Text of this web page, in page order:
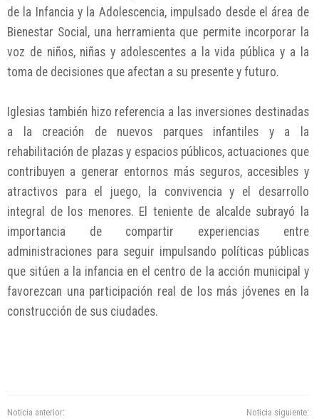
de la Infancia y la Adolescencia, impulsado desde el área de
Bienestar Social, una herramienta que permite incorporar la
voz de niños, niñas y adolescentes a la vida pública y a la
toma de decisiones que afectan a su presente y futuro.
Iglesias también hizo referencia a las inversiones destinadas
a la creación de nuevos parques infantiles y a la
rehabilitación de plazas y espacios públicos, actuaciones que
contribuyen a generar entornos más seguros, accesibles y
atractivos para el juego, la convivencia y el desarrollo
integral de los menores. El teniente de alcalde subrayó la
importancia de compartir experiencias entre
administraciones para seguir impulsando políticas públicas
que sitúen a la infancia en el centro de la acción municipal y
favorezcan una participación real de los más jóvenes en la
construcción de sus ciudades.
Noticia anterior: Noticia siguiente: